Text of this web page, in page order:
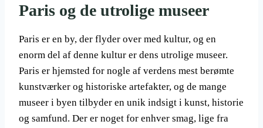
Paris og de utrolige museer
Paris er en by, der flyder over med kultur, og en
enorm del af denne kultur er dens utrolige museer.
Paris er hjemsted for nogle af verdens mest berømte
kunstværker og historiske artefakter, og de mange
museer i byen tilbyder en unik indsigt i kunst, historie
og samfund. Der er noget for enhver smag, lige fra